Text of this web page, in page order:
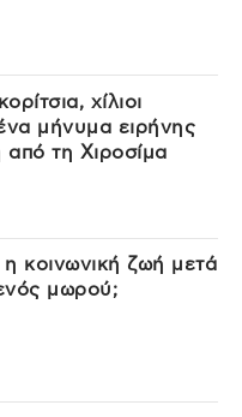
χίλιοι
μήνυμα ειρήνης
τη Χιροσίμα
κοινωνική ζωή μετά
μωρού;